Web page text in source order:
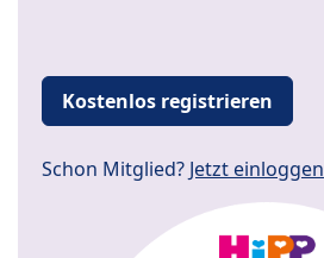
Kostenlos registrieren
Schon Mitglied? Jetzt einloggen